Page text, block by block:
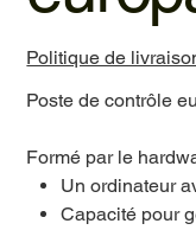
Politique de
Poste de contrôle
Formé par le
Un ordinateur
Capacité pour